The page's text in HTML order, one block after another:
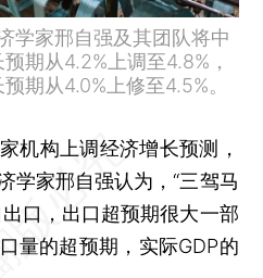
学家邢自强及其团队将中
期从4.2%上调至4.8%，
期从4.0%上修至4.5%。
机构上调经济增长预测，
学家邢自强认为，“三驾马
口，出口超预期很大一部
量的超预期，实际GDP的